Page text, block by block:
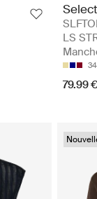
LS
34
79.99